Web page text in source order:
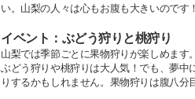
い。山梨の人々は心もお腹も大きいのです！
イベント：ぶどう狩りと桃狩り
山梨では季節ごとに果物狩りが楽しめます。
ぶどう狩りや桃狩りは大人気！でも、夢中
りするかもしれません。果物狩りは腹八分